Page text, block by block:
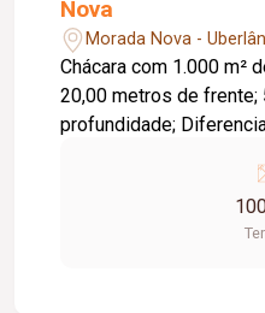
Nova
Morada Nova -
Chácara com 1.000 m² de
20,00 metros de frente;
profundidade; Diferenciais: Parcialmente murada;
investir; Amplo espaço